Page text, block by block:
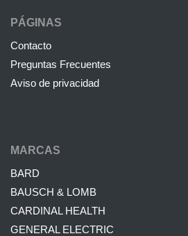
PÁGINAS
Contacto
Preguntas Frecuentes
Aviso de privacidad
MARCAS
BARD
BAUSCH & LOMB
CARDINAL HEALTH
GENERAL ELECTRIC